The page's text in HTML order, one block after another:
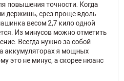
повышения точности. Когда
держишь, срез проще вдоль
весом 2,7 кило одной
Из минусов можно отметить
Всегда нужно за собой
аккумуляторах я мощных
это не минус, а скорее нюанс